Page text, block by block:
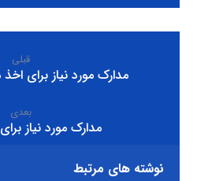
قبلی
مدارک مورد نیاز برای
بعدی
مدارک مورد نیاز
نوشته های مرتبط